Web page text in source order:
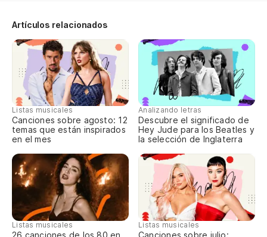
Artículos relacionados
Listas musicales
Canciones sobre agosto: 12
temas que están inspirados
en el mes
Analizando letras
Descubre el significado de
Hey Jude para los Beatles y
la selección de Inglaterra
Listas musicales Listas musicales
Canciones sobre julio: